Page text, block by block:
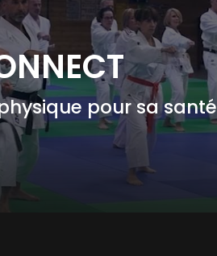
pour sa santé